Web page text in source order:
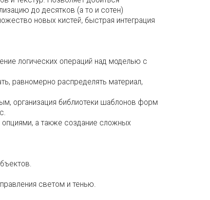
до десятков (а то и сотен)
новых кистей, быстрая интеграция
логических операций над моделью с
равномерно распределять материал,
организация библиотеки шаблонов форм
опциями, а также создание сложных
светом и тенью.